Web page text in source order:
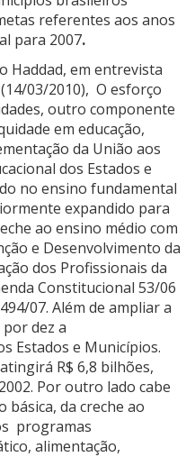
referentes aos anos
para 2007.
Haddad, em entrevista
03/2010), O esforço
outro componente
em educação,
da União aos
dos Estados e
no ensino fundamental
expandido para
ao ensino médio com
e Desenvolvimento da
dos Profissionais da
Constitucional 53/06
07. Além de ampliar a
dez a
Estados e Municípios.
R$ 6,8 bilhões,
Por outro lado cabe
básica, da creche ao
programas
alimentação,